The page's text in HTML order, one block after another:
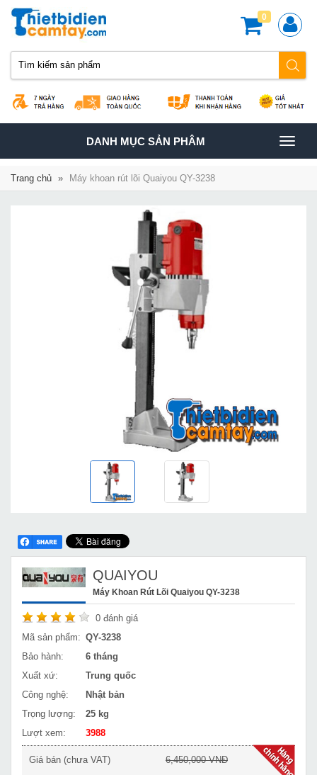
0
TOGGLE
NAVIGATION
DANH MỤC SẢN PHÂM
Trang chủ » Máy khoan rút lõi Quaiyou QY-3238
QUAIYOU
Máy Khoan Rút Lõi Quaiyou QY-3238
0 đánh giá
Mã sản phẩm: QY-3238
Bảo hành:
6 tháng
Xuất xứ:
Trung quốc
Công nghệ:
Nhật bản
Trọng lượng:
25 kg
Lượt xem:
3988
Giá bán (chưa VAT)
6,450,000 VNĐ